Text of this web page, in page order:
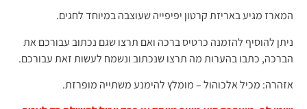
המארז מגיע באריזת קרטון יפיפייה שעוצבה במיוחד לחגים.
ניתן להוסיף להזמנה כרטיס ברכה ואם תרצו שגם נכתוב עבורכם את
הברכה, כתבו בהערות מה תרצו שנכתוב ונשמח לעשות זאת עבורכם.
אזהרה: מכיל אלכוהול – מומלץ להימנע משתייה מופרזת.